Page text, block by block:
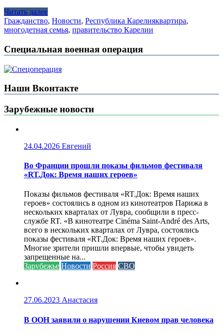
Читать далее
Гражданство, Новости, Республика Карелияквартира,
многодетная семья, правительство Карелии
Специальная военная операция
Наши Вконтакте
Зарубежные новости
24.04.2026 Евгений
Во Франции прошли показы фильмов фестиваля
«RT.Док: Время наших героев»
Показы фильмов фестиваля «RT.Док: Время наших
героев» состоялись в одном из кинотеатров Парижа в
нескольких кварталах от Лувра, сообщили в пресс-
службе RT. «В кинотеатре Cinéma Saint-André des Arts,
всего в нескольких кварталах от Лувра, состоялись
показы фестиваля «RT.Док: Время наших героев».
Многие зрители пришли впервые, чтобы увидеть
запрещенные на...
Зарубежье Новости Россия СВО
27.06.2023 Анастасия
В ООН заявили о нарушении Киевом прав человека